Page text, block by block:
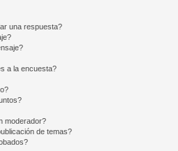
una respuesta?
a la encuesta?
moderador?
de temas?